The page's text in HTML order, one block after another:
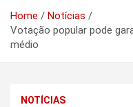
Home
Notícias
Votação popular pode
médio
NOTÍCIAS